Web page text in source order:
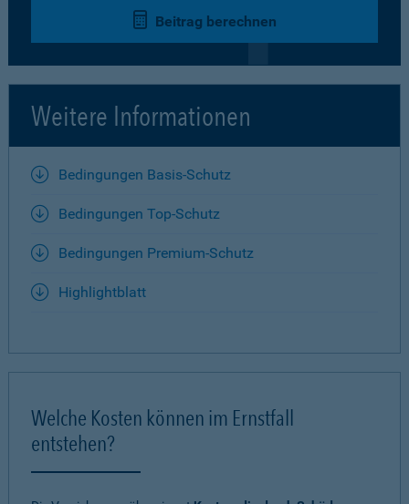
Beitrag berechnen
Weitere Informationen
Bedingungen Basis-Schutz
Bedingungen Top-Schutz
Bedingungen Premium-Schutz
Highlightblatt
Welche Kosten können im Ernstfall
entstehen?